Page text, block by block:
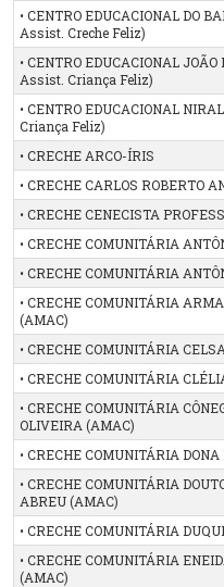
• CENTRO EDUCACIONAL DO
Assist. Creche Feliz)
• CENTRO EDUCACIONAL
Assist. Criança Feliz)
• CENTRO EDUCACIONAL
Criança Feliz)
• CRECHE ARCO-ÍRIS
• CRECHE CARLOS ROBERTO
• CRECHE CENECISTA
• CRECHE COMUNITÁRIA
• CRECHE COMUNITÁRIA
• CRECHE COMUNITÁRIA
(AMAC)
• CRECHE COMUNITÁRIA
• CRECHE COMUNITÁRIA
• CRECHE COMUNITÁRIA
OLIVEIRA (AMAC)
• CRECHE COMUNITÁRIA
• CRECHE COMUNITÁRIA
ABREU (AMAC)
• CRECHE COMUNITÁRIA
• CRECHE COMUNITÁRIA
(AMAC)